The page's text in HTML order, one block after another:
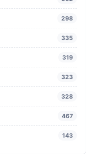
298
335
319
323
328
467
143